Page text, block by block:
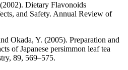
Dietary Flavonoids
and Safety. Annual Review of
Okada, Y. (2005). Preparation and
of Japanese persimmon leaf tea
89, 569–575.